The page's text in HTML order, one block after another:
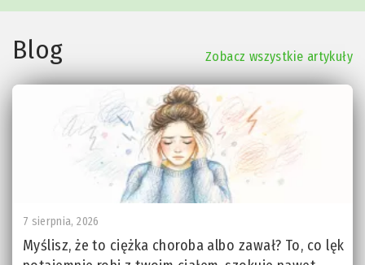
Blog Zobacz wszystkie artykuły
7 sierpnia, 2026
Myślisz, że to ciężka choroba albo zawał? To, co lęk